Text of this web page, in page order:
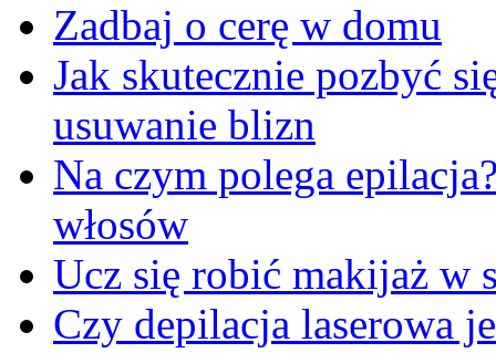
Zadbaj o cerę w domu
Jak skutecznie pozbyć
usuwanie blizn
Na czym polega
włosów
Ucz się robić makijaż w
Czy depilacja laserowa